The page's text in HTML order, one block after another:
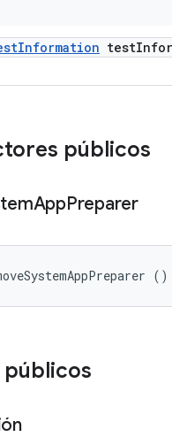
Information test
públicos
AppPreparer
()